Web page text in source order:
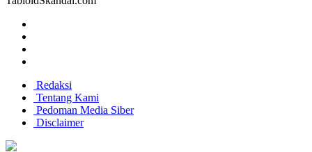
Redaksi
Tentang Kami
Pedoman Media Siber
Disclaimer